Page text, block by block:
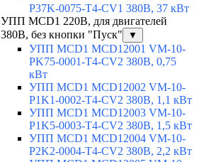
P37K-0075-T4-CV1 380В, 37 кВт
УПП MCD1 220В, для двигателей
380В, без кнопки "Пуск"
▼
УПП MCD1 MCD12001 VM-10-
PK75-0001-T4-CV2 380В, 0,75
кВт
УПП MCD1 MCD12002 VM-10-
P1K1-0002-T4-CV2 380В, 1,1 кВт
УПП MCD1 MCD12003 VM-10-
P1K5-0003-T4-CV2 380В, 1,5 кВт
УПП MCD1 MCD12004 VM-10-
P2K2-0004-T4-CV2 380В, 2,2 кВт